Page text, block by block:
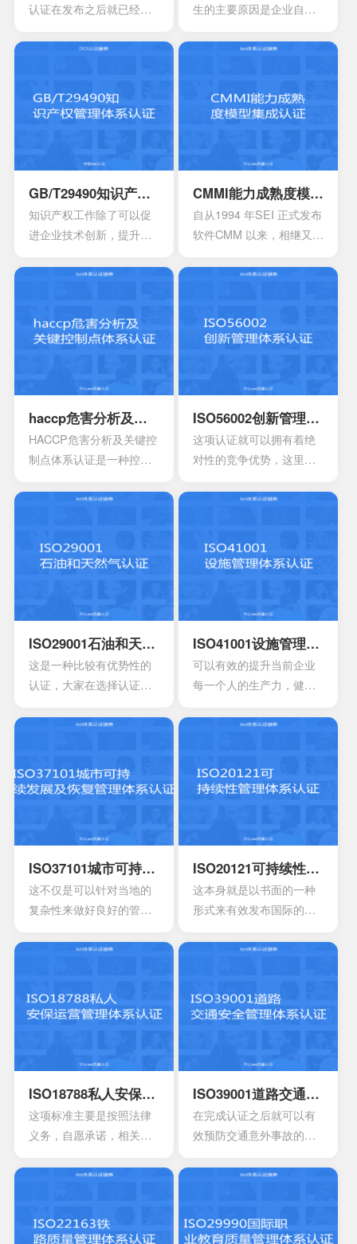
认证在发布之后就已经得
为了有效组织制定相对应
标，有效确保所实施的措
施。这种就能够有效防范
型组织，其中会包含公共
部门，非营利性部门等
等。
生的主要原因是企业自身
模扩大和生产集约化程度
理和经营模式提出了更高
的要求。企业必须采用现
生产经营活动科学化、规
范化和法制化。
GB/T29490知识产权管理体系认证
知识产权工作除了可以促
进企业技术创新，提升企
市场竞争地位外，一些中
知识产权管理规范认证情
权示范企业认定的重要参
考条件，及早通过贯标认
证，将有利于企业享受有
关的国家政策，加快企业
CMMI能力成熟度模型集成认证
自从1994 年SEI 正式发布
软件CMM 以来，相继又开
购、人力资源管理以及集
然这些模型在许多组织都
说，可能会出现需要同时
采用多种模型来改进自己
多方面过程能力的情况。
这时他们就会发现存在一
haccp危害分析及关键控制点体系认证
HACCP危害分析及关键控
制点体系认证是一种控制
系,用来使食品安全危害风
水平,预测和防止在食品生
产过程中出现影响食品安
ISO56002创新管理体系认证
这项认证就可以拥有着绝
对性的竞争优势，这里面
创新就没有办法和竞争对
ISO29001石油和天然气认证
这是一种比较有优势性的
认证，大家在选择认证时
如果是第1次认证，首先还
ISO41001设施管理体系认证
可以有效的提升当前企业
每一个人的生产力，健康
提升管理工作的效率，能
务的整体品质水平。
ISO37101城市可持续发展及恢复管理体系认证
这不仅是可以针对当地的
复杂性来做好良好的管
认同感以及环境的独特特
展形势。在通过认证之后
就可以有效提升市容，还
以这也是值得去申请认证
的。
ISO20121可持续性管理体系认证
这本身就是以书面的一种
形式来有效发布国际的标
能没有办法理解。所以使
整个标准的要求，目前研
发团队就已经开发了简单
ISO18788私人安保运营管理体系认证
这项标准主要是按照法律
义务，自愿承诺，相关原
组织来有效证明符合性。
程中的良好实践文件，还
ISO39001道路交通安全管理体系认证
在完成认证之后就可以有
效预防交通意外事故的发
的伤害持续性，保证正常
全管理体系属于一种国际